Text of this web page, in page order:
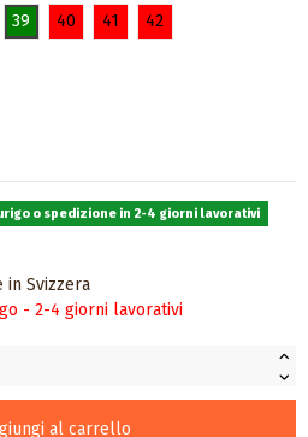
39 40 41 42
o spedizione in 2-4 giorni lavorativi
in Svizzera
- 2-4 giorni lavorativi
al carrello